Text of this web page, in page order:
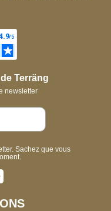
Terräng
newsletter
Sachez que vous